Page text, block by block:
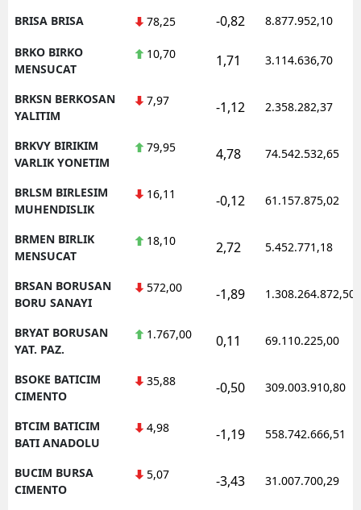
BRISA BRISA 78,25 -0,82 8.877.952,10
BRKO BIRKO
MENSUCAT
10,70 1,71 3.114.636,70
BRKSN BERKOSAN
YALITIM
7,97 -1,12 2.358.282,37
BRKVY BIRIKIM
VARLIK YONETIM
79,95 4,78 74.542.532,65
BRLSM BIRLESIM
MUHENDISLIK
16,11 -0,12 61.157.875,02
BRMEN BIRLIK
MENSUCAT
18,10 2,72 5.452.771,18
BRSAN BORUSAN
BORU SANAYI
572,00 -1,89 1.308.264.872,50
BRYAT BORUSAN
YAT. PAZ.
1.767,00 0,11 69.110.225,00
BSOKE BATICIM
CIMENTO
35,88 -0,50 309.003.910,80
BTCIM BATICIM
BATI ANADOLU
4,98 -1,19 558.742.666,51
BUCIM BURSA
CIMENTO
5,07 -3,43 31.007.700,29